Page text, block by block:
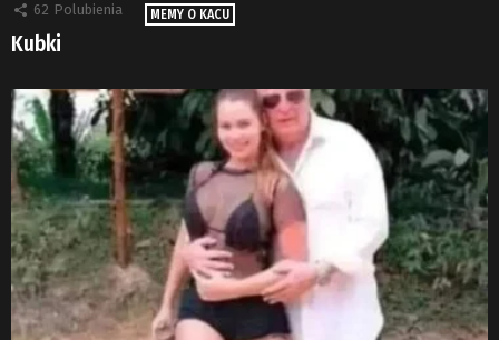
62 Polubienia MEMY O KACU
Kubki